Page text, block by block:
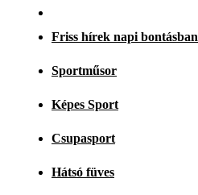
Friss hírek napi bontásban
Sportműsor
Képes Sport
Csupasport
Hátsó füves